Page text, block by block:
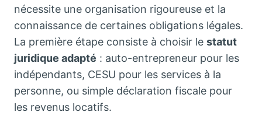
nécessite une organisation rigoureuse et la
connaissance de certaines obligations légales.
La première étape consiste à choisir le statut
juridique adapté : auto-entrepreneur pour les
indépendants, CESU pour les services à la
personne, ou simple déclaration fiscale pour
les revenus locatifs.